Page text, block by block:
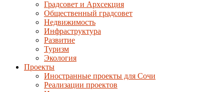
Градсовет и Архсекция
Общественный градсовет
Недвижимость
Инфраструктура
Развитие
Туризм
Экология
Проекты
Иностранные проекты для Сочи
Реализации проектов